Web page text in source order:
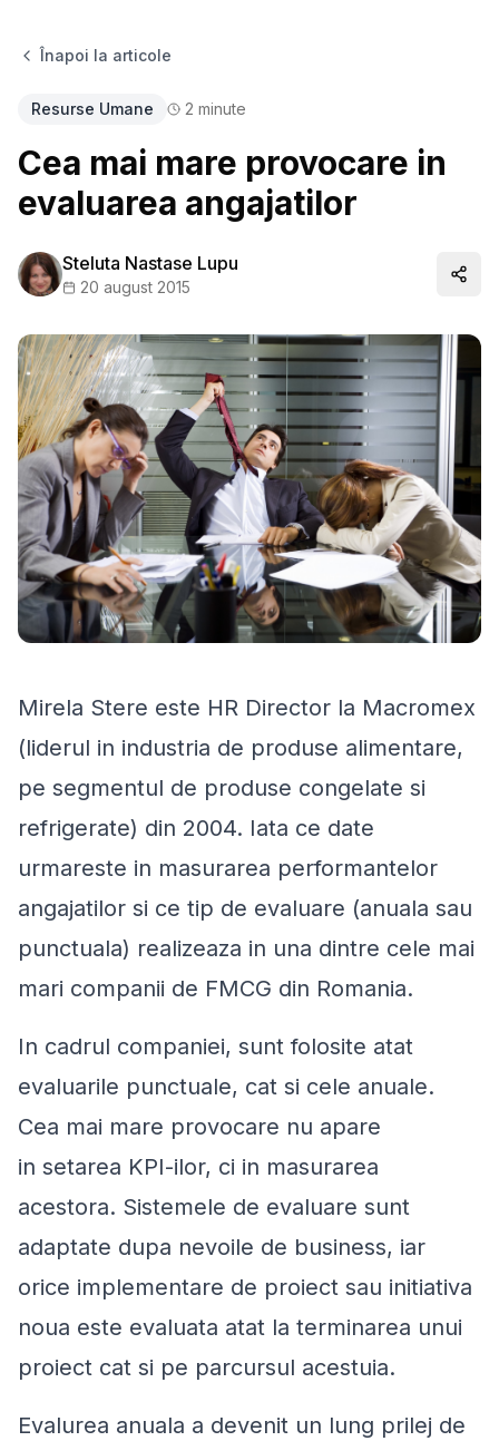
Înapoi la articole
Resurse Umane 2 minute
Cea mai mare provocare in
evaluarea angajatilor
Steluta Nastase Lupu
20 august 2015
Mirela Stere este HR Director la Macromex
(liderul in industria de produse alimentare,
pe segmentul de produse congelate si
refrigerate) din 2004. Iata ce date
urmareste in masurarea performantelor
angajatilor si ce tip de evaluare (anuala sau
punctuala) realizeaza in una dintre cele mai
mari companii de FMCG din Romania.
In cadrul companiei, sunt folosite atat
evaluarile punctuale, cat si cele anuale.
Cea mai mare provocare nu apare
in setarea KPI-ilor, ci in masurarea
acestora. Sistemele de evaluare sunt
adaptate dupa nevoile de business, iar
orice implementare de proiect sau initiativa
noua este evaluata atat la terminarea unui
proiect cat si pe parcursul acestuia.
Evalurea anuala a devenit un lung prilej de